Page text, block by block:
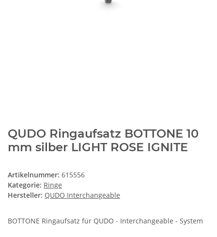
QUDO Ringaufsatz BOTTONE 10
mm silber LIGHT ROSE IGNITE
Artikelnummer: 615556
Kategorie: Ringe
Hersteller: QUDO Interchangeable
BOTTONE Ringaufsatz für QUDO - Interchangeable - System